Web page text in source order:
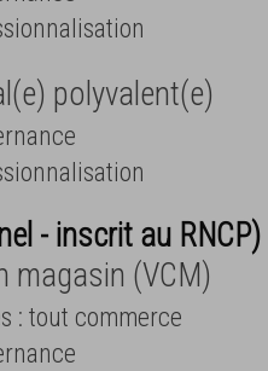
polyvalent(e)
- inscrit au RNCP)
magasin (VCM)
: tout commerce